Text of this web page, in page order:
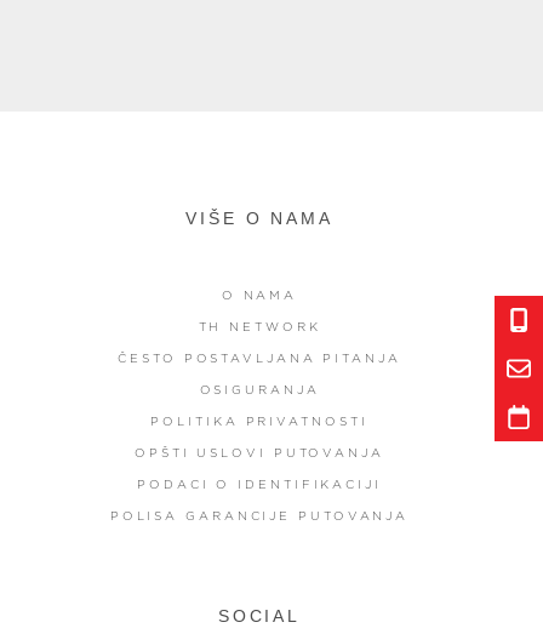
VIŠE O NAMA
O NAMA
TH NETWORK
ČESTO POSTAVLJANA PITANJA
OSIGURANJA
POLITIKA PRIVATNOSTI
OPŠTI USLOVI PUTOVANJA
PODACI O IDENTIFIKACIJI
POLISA GARANCIJE PUTOVANJA
SOCIAL